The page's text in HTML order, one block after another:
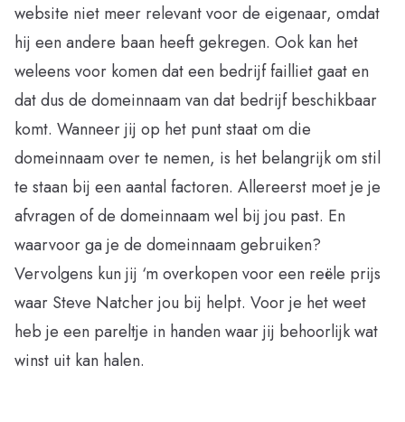
website niet meer relevant voor de eigenaar, omdat
hij een andere baan heeft gekregen. Ook kan het
weleens voor komen dat een bedrijf failliet gaat en
dat dus de domeinnaam van dat bedrijf beschikbaar
komt. Wanneer jij op het punt staat om die
domeinnaam over te nemen, is het belangrijk om stil
te staan bij een aantal factoren. Allereerst moet je je
afvragen of de domeinnaam wel bij jou past. En
waarvoor ga je de domeinnaam gebruiken?
Vervolgens kun jij ‘m overkopen voor een reële prijs
waar Steve Natcher jou bij helpt. Voor je het weet
heb je een pareltje in handen waar jij behoorlijk wat
winst uit kan halen.